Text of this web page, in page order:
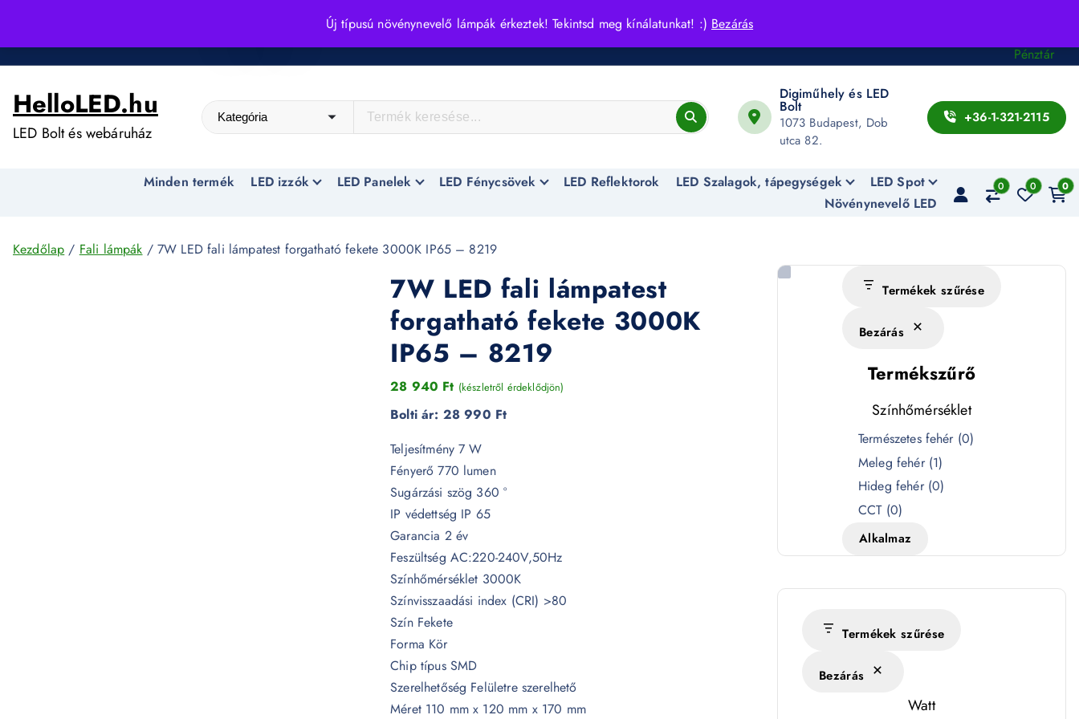
Új típusú növénynevelő lámpák érkeztek! Tekintsd meg kínálatunkat! :) Bezárás
i
Pénztár
HelloLED.hu
LED Bolt és webáruház
Digiműhely és LED
Bolt
1073 Budapest, Dob
utca 82.
+36-1-321-2115
Minden termék LED izzók LED Panelek LED Fénycsövek LED Reflektorok LED Szalagok, tápegységek
LED Spot
Növénynevelő LED
0 0 0
Kezdőlap / Fali lámpák / 7W LED fali lámpatest forgatható fekete 3000K IP65 – 8219
7W LED fali lámpatest
forgatható fekete 3000K
IP65 – 8219
28 940 Ft (készletről érdeklődjön)
Bolti ár: 28 990 Ft
Teljesítmény 7 W
Fényerő 770 lumen
Sugárzási szög 360 °
IP védettség IP 65
Garancia 2 év
Feszültség AC:220-240V,50Hz
Színhőmérséklet 3000K
Színvisszaadási index (CRI) >80
Szín Fekete
Forma Kör
Chip típus SMD
Szerelhetőség Felületre szerelhető
Méret 110 mm x 120 mm x 170 mm
Termékek szűrése
Bezárás
Termékszűrő
Színhőmérséklet
é
s
k
Természetes fehér (0)
Meleg fehér (1)
Hideg fehér (0)
CCT (0)
Alkalmaz
Termékek szűrése
Bezárás
Watt